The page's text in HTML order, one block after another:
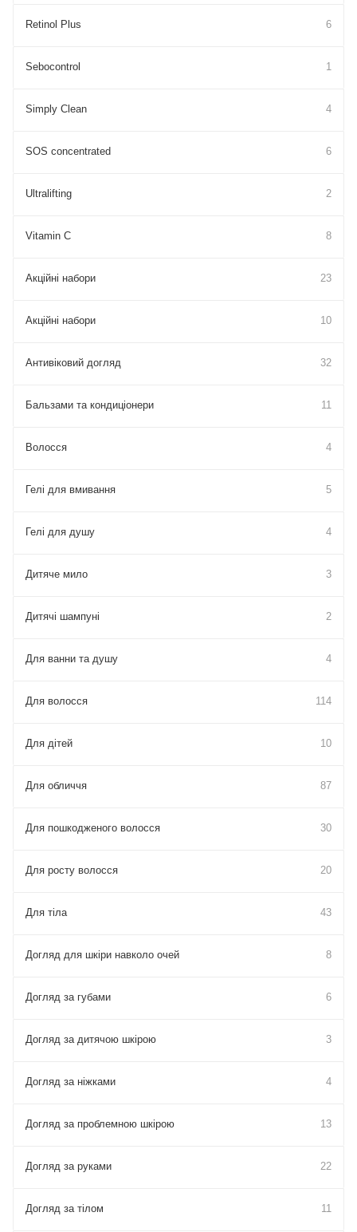
Retinol Plus 6
Sebocontrol 1
Simply Clean 4
SOS concentrated 6
Ultralifting 2
Vitamin C 8
Акційні набори 23
Акційні набори 10
Антивіковий догляд 32
Бальзами та кондиціонери 11
Волосся 4
Гелі для вмивання 5
Гелі для душу 4
Дитяче мило 3
Дитячі шампуні 2
Для ванни та душу 4
Для волосся 114
Для дітей 10
Для обличчя 87
Для пошкодженого волосся 30
Для росту волосся 20
Для тіла 43
Догляд для шкіри навколо очей 8
Догляд за губами 6
Догляд за дитячою шкірою 3
Догляд за ніжками 4
Догляд за проблемною шкірою 13
Догляд за руками 22
Догляд за тілом 11